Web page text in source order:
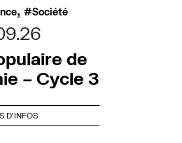
, Société
de
– Cycle 3
D'INFOS